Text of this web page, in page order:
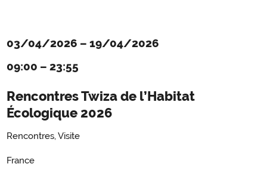
03/04/2026 – 19/04/2026
09:00 – 23:55
Rencontres Twiza de l’Habitat
Écologique 2026
Rencontres, Visite
France